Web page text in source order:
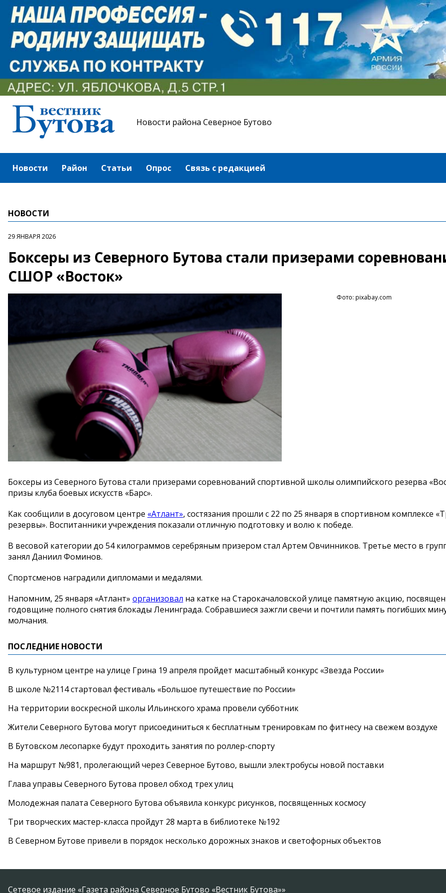
Новости района Северное Бутово
Новости Район Статьи Опрос Связь с редакцией
НОВОСТИ
29 ЯНВАРЯ 2026
Боксеры из Северного Бутова стали призерами
СШОР «Восток»
Фото: pixabay.com
Боксеры из Северного Бутова стали призерами соревнований спортивной школы олимпийского резерва
призы клуба боевых искусств «Барс».
Как сообщили в досуговом центре «Атлант», состязания прошли с 22 по 25 января в спортивном комплексе
резервы». Воспитанники учреждения показали отличную подготовку и волю к победе.
В весовой категории до 54 килограммов серебряным призером стал Артем Овчинников. Третье место в
занял Даниил Фоминов.
Спортсменов наградили дипломами и медалями.
Напомним, 25 января «Атлант» организовал на катке на Старокачаловской улице памятную акцию,
годовщине полного снятия блокады Ленинграда. Собравшиеся зажгли свечи и почтили память погибших
молчания.
ПОСЛЕДНИЕ НОВОСТИ
В культурном центре на улице Грина 19 апреля пройдет масштабный конкурс «Звезда России»
В школе №2114 стартовал фестиваль «Большое путешествие по России»
На территории воскресной школы Ильинского храма провели субботник
Жители Северного Бутова могут присоединиться к бесплатным тренировкам по фитнесу на свежем воздухе
В Бутовском лесопарке будут проходить занятия по роллер-спорту
На маршрут №981, пролегающий через Северное Бутово, вышли электробусы новой поставки
Глава управы Северного Бутова провел обход трех улиц
Молодежная палата Северного Бутова объявила конкурс рисунков, посвященных космосу
Три творческих мастер-класса пройдут 28 марта в библиотеке №192
В Северном Бутове привели в порядок несколько дорожных знаков и светофорных объектов
Сетевое издание «Газета района Северное Бутово «Вестник Бутова»»